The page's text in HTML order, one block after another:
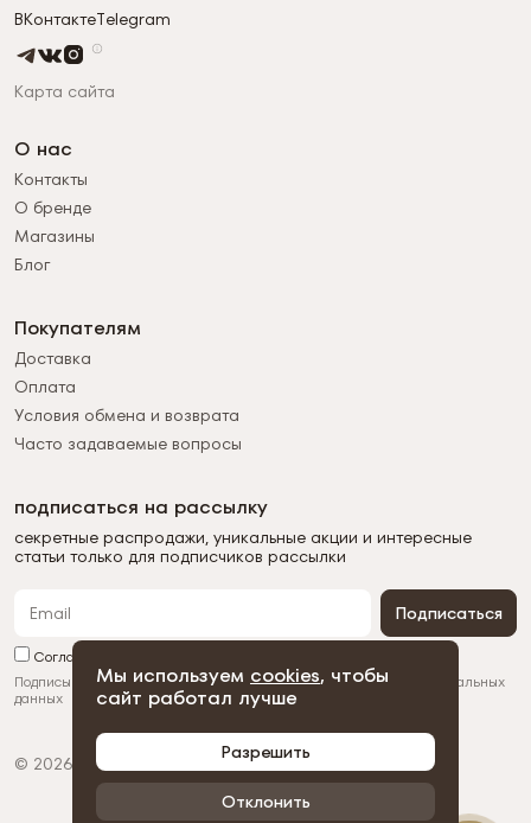
Мы используем cookies, чтобы
сайт работал лучше
Разрешить
Отклонить
ВКонтактеTelegram
Карта сайта
О нас
Контакты
О бренде
Магазины
Блог
Покупателям
Доставка
Оплата
Условия обмена и возврата
Часто задаваемые вопросы
подписаться на рассылку
секретные распродажи, уникальные акции и интересные
статьи только для подписчиков рассылки
Подписаться
Согласен с обработкой персональных данных
Подписываясь на рассылку, вы соглашаетесь с обработкой персональных
данных
© 2026 Duman
Политика конфиденциальности
Пользовательское соглашение